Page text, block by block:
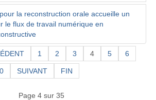
la reconstruction orale accueille un
le flux de travail numérique en
1 2 3 4 5 6
SUIVANT FIN
Page 4 sur 35